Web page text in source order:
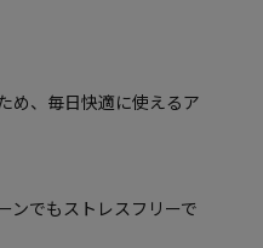
め、毎日快適に使えるア
ンでもストレスフリーで